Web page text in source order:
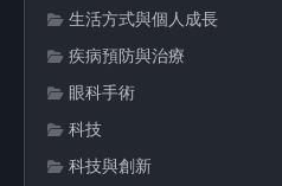
生活方式與個人成長
疾病預防與治療
眼科手術
科技
科技與創新